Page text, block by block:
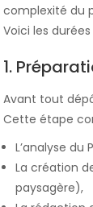
complexité du
Voici les
1.
Avant tout
Cette étape
L’analyse du
La création
paysagère),